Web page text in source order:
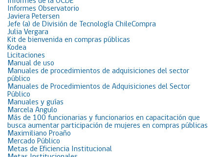
Informes Observatorio
Javiera Petersen
Jefe (a) de División de Tecnología ChileCompra
Julia Vergara
Kit de bienvenida en compras públicas
Kodea
Licitaciones
Manual de uso
Manuales de procedimientos de adquisiciones del sector
público
Manuales de Procedimientos de Adquisiciones del Sector
Público
Manuales y guías
Marcela Angulo
Más de 100 funcionarias y funcionarios en capacitación que
busca aumentar participación de mujeres en compras públicas
Maximiliano Proaño
Mercado Público
Metas de Eficiencia Institucional